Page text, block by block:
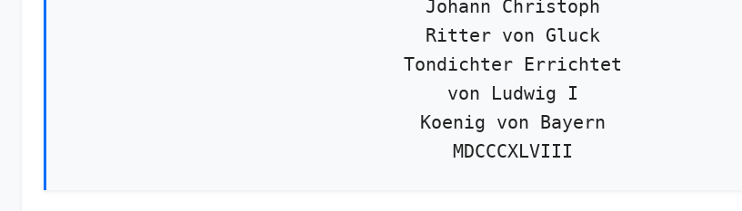
Johann Christoph
Ritter von Gluck
Tondichter Errichtet
von Ludwig I
Koenig von Bayern
MDCCCXLVIII